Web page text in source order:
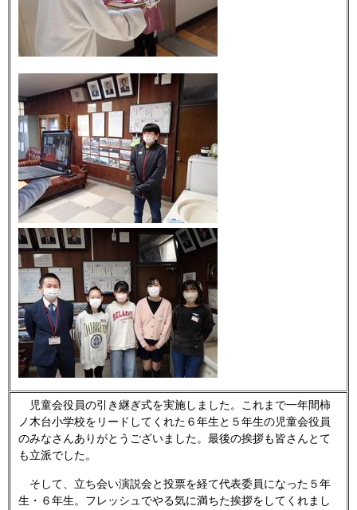
児童会役員の引き継ぎ式を実施しました。これまで一年間柿
ノ木台小学校をリードしてくれた６年生と５年生の児童会役員
のみなさんありがとうございました。最後の挨拶も皆さんとて
も立派でした。
そして、立ち会い演説会と投票を経て代表委員になった５年
生・６年生。フレッシュでやる気に満ちた挨拶をしてくれまし